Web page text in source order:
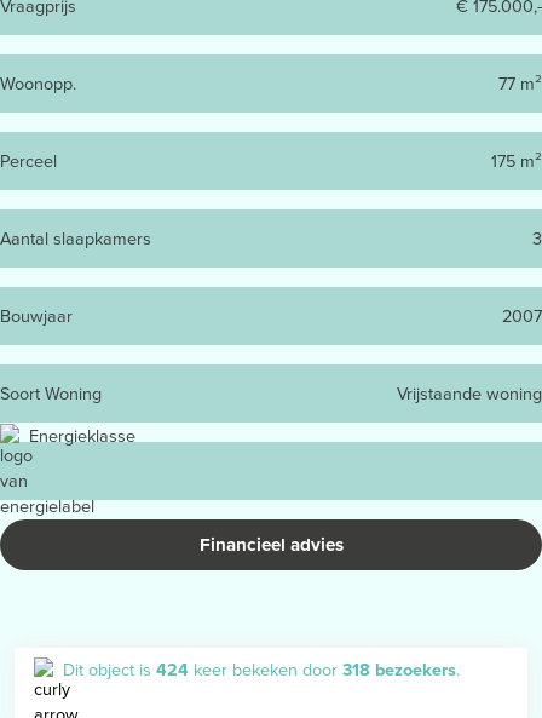
Vraagprijs € 175.000,-
Woonopp. 77 m²
Perceel 175 m²
Aantal slaapkamers 3
Bouwjaar 2007
Soort Woning
Vrijstaande woning
Energieklasse
Financieel advies
Dit object is 424 keer bekeken door318 bezoekers.